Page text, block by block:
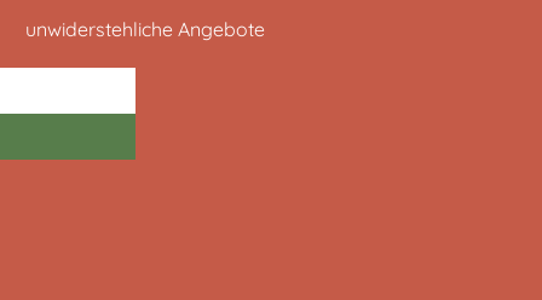
unwiderstehliche Angebote